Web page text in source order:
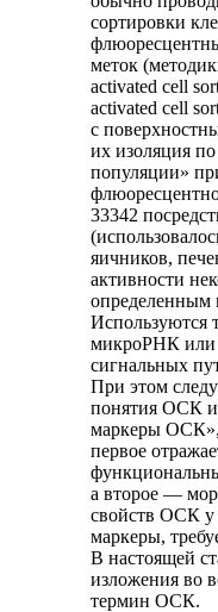
сортировки
меток
activated cell
activated cell
с
их изоляция
популяции»
33342
яичников,
активности
определенным
Используются
микроРНК или
сигнальных
При этом
понятия ОСК и
маркеры ОСК»,
первое
а второе —
свойств ОСК у
маркеры,
В настоящей
изложения во
термин ОСК.